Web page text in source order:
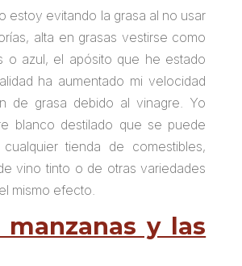
estoy evitando la grasa al no usar
alta en grasas vestirse como
o azul, el apósito que he estado
ha aumentado mi velocidad
de grasa debido al vinagre. Yo
blanco destilado que se puede
tienda de comestibles,
vino tinto o de otras variedades
mismo efecto.
manzanas y las